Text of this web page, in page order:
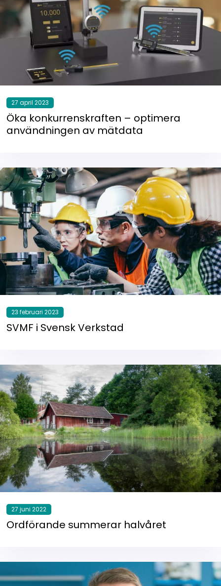
27 april 2023
Öka konkurrenskraften – optimera
användningen av mätdata
23 februari 2023
SVMF i Svensk Verkstad
27 juni 2022
Ordförande summerar halvåret